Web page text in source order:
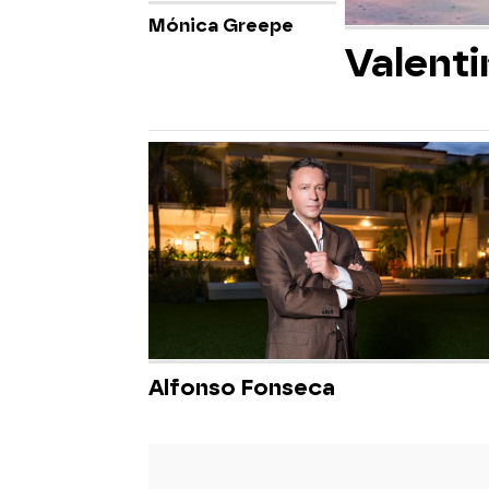
Mónica Greepe
Alfonso Fonseca